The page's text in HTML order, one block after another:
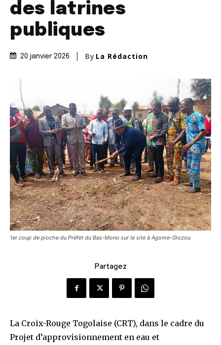
des latrines
publiques
20 janvier 2026 By La Rédaction
1er coup de pioche du Préfet du Bas-Mono sur le site à Agome-Glozou
Partagez
La Croix-Rouge Togolaise (CRT), dans le cadre du
Projet d’approvisionnement en eau et